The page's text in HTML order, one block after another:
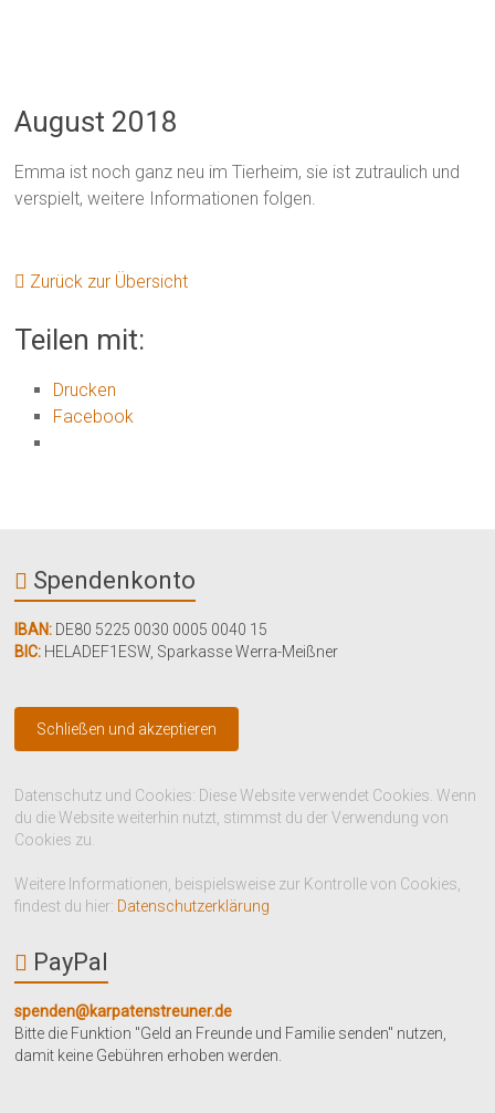
August 2018
Emma ist noch ganz neu im Tierheim, sie ist zutraulich und
verspielt, weitere Informationen folgen.
Zurück zur Übersicht
Teilen mit:
Drucken
Facebook
Spendenkonto
IBAN: DE80 5225 0030 0005 0040 15
BIC: HELADEF1ESW Sparkasse Werra-Meißner
Datenschutz und Cookies: Diese Website verwendet Cookies. Wenn
du die Website weiterhin nutzt, stimmst du der Verwendung von
Cookies zu.
Weitere Informationen, beispielsweise zur Kontrolle von Cookies,
findest du hier: Datenschutzerklärung
PayPal
spenden@karpatenstreuner.de
Bitte die Funktion "Geld an Freunde und Familie senden" nutzen,
damit keine Gebühren erhoben werden.